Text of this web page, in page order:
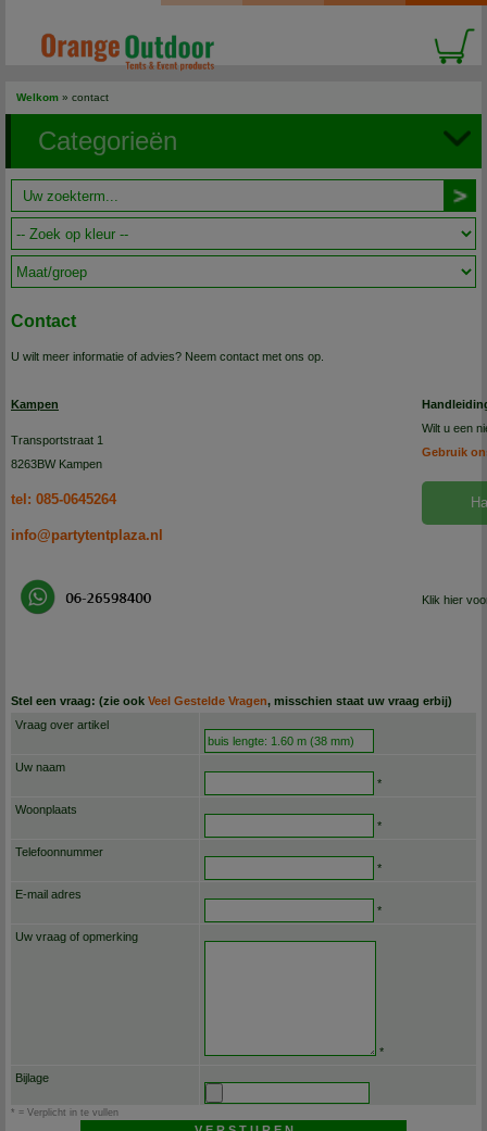
Welkom » contact
Categorieën
Contact
U wilt meer informatie of advies? Neem contact met ons op.
Kampen
Transportstraat 1
8263BW Kampen
tel: 085-0645264
info@partytentplaza.nl
Wilt u een
Gebruik
Klik hier
Stel een vraag: (zie ook Veel Gestelde Vragen, misschien staat uw vraag erbij)
Vraag over artikel
Uw naam
*
Woonplaats
*
Telefoonnummer
*
E-mail adres
*
Uw vraag of opmerking
*
Bijlage
* = Verplicht in te vullen